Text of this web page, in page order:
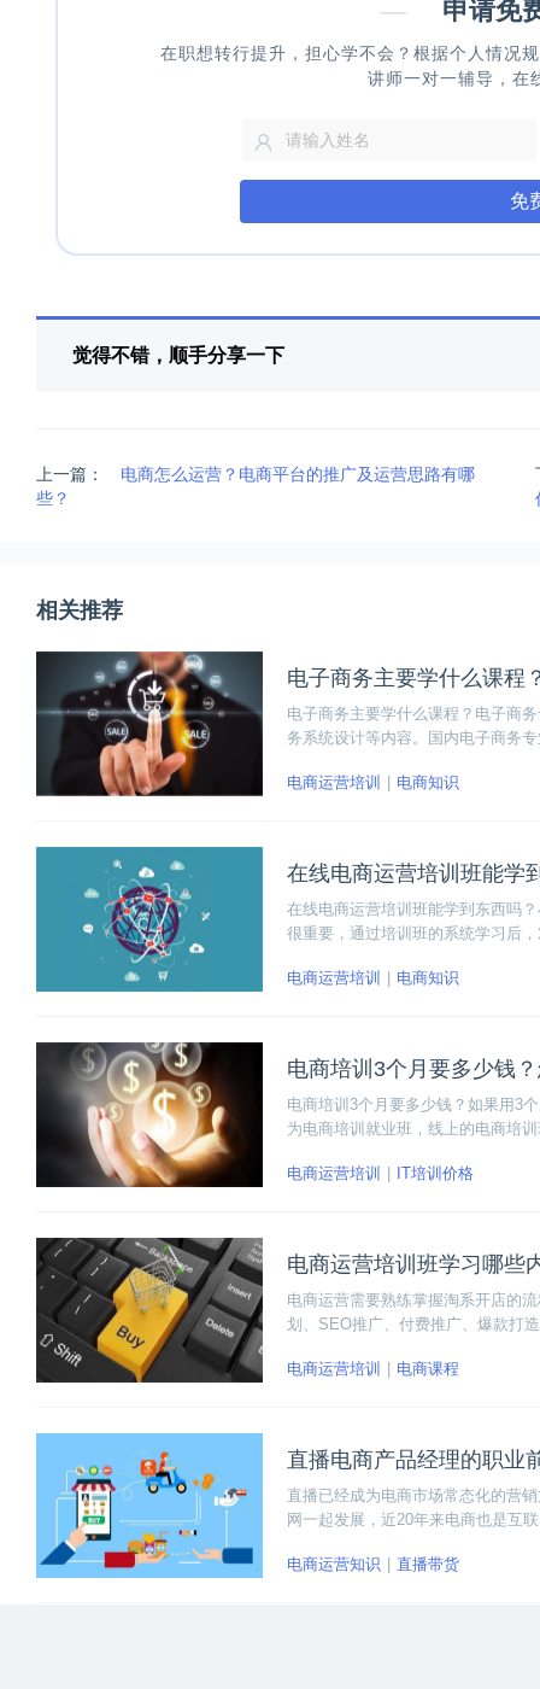
— 申请免
在职想转行提升，担心学不会？根据个人情况
讲师一对一辅导，在
免
觉得不错，顺手分享一下
上一篇：
电商怎么运营？电商平台的推广及运营思路有哪
些？
相关推荐
电子商务主要学什么课程
电子商务主要学什么课程？电子商
务系统设计等内容。国内电子商务
电商运营培训
电商知识
在线电商运营培训班能学
在线电商运营培训班能学到东西吗
很重要，通过培训班的系统学习后
电商运营培训
电商知识
电商培训3个月要多少钱
电商培训3个月要多少钱？如果用3
为电商培训就业班，线上的电商培
电商运营培训
IT培训价格
电商运营培训班学习哪些
电商运营需要熟练掌握淘系开店的
划、SEO推广、付费推广、爆款打
等付费推广玩法;亚马逊店铺的申请
电商运营培训 电商课程
直播电商产品经理的职业
直播已经成为电商市场常态化的营
网一起发展，近20年来电商也是互
电商运营知识 直播带货